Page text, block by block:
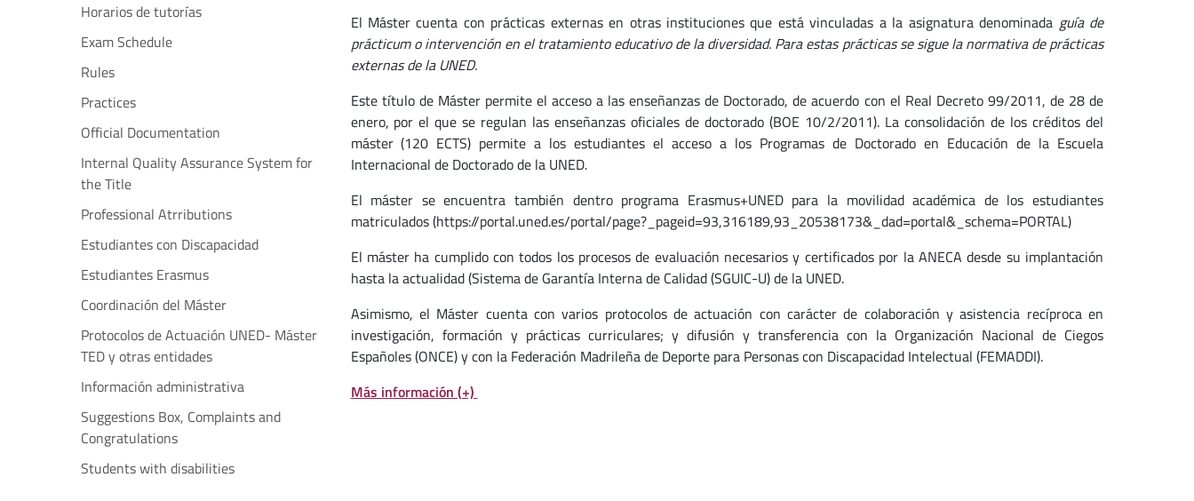
Horarios de tutorías
Exam Schedule
Rules
Practices
Official Documentation
Internal Quality Assurance System for
the Title
Professional Atrributions
Estudiantes con Discapacidad
Estudiantes Erasmus
Coordinación del Máster
Protocolos de Actuación UNED- Máster
TED y otras entidades
Información administrativa
Suggestions Box, Complaints and
Congratulations
Students with disabilities
El Máster cuenta con prácticas externas en otras instituciones que está vinculadas a la asignatura denominada guía de
prácticum o intervención en el tratamiento educativo de la diversidad. Para estas prácticas se sigue la normativa de prácticas
externas de la UNED.
Este título de Máster permite el acceso a las enseñanzas de Doctorado, de acuerdo con el Real Decreto 99/2011, de 28 de
enero, por el que se regulan las enseñanzas oficiales de doctorado (BOE 10/2/2011). La consolidación de los créditos del
máster (120 ECTS) permite a los estudiantes el acceso a los Programas de Doctorado en Educación de la Escuela
Internacional de Doctorado de la UNED.
El máster se encuentra también dentro programa Erasmus+UNED para la movilidad académica de los estudiantes
matriculados (https://portal.uned.es/portal/page?_pageid=93,316189,93_20538173&_dad=portal&_schema=PORTAL)
El máster ha cumplido con todos los procesos de evaluación necesarios y certificados por la ANECA desde su implantación
hasta la actualidad (Sistema de Garantía Interna de Calidad (SGUIC-U) de la UNED.
Asimismo, el Máster cuenta con varios protocolos de actuación con carácter de colaboración y asistencia recíproca en
investigación, formación y prácticas curriculares; y difusión y transferencia con la Organización Nacional de Ciegos
Españoles (ONCE) y con la Federación Madrileña de Deporte para Personas con Discapacidad Intelectual (FEMADDI).
Más información (+)